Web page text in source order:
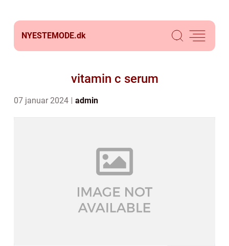
NYESTEMODE.dk
vitamin c serum
07 januar 2024 admin